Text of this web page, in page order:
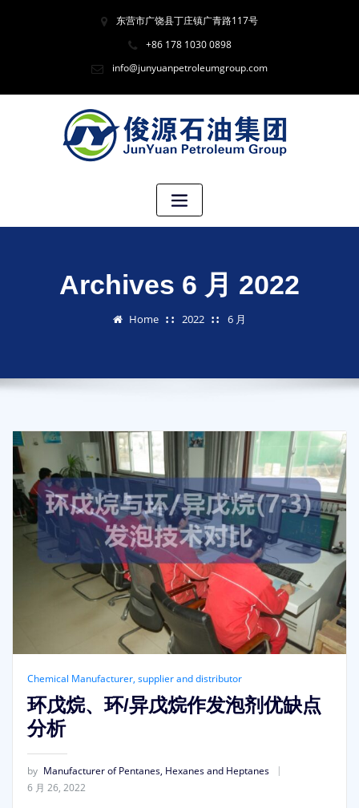
东营市广饶县丁庄镇广青路117号
+86 178 1030 0898
info@junyuanpetroleumgroup.com
Archives 6 月 2022
Home 2022 6 月
Chemical Manufacturer, supplier and distributor
环戊烷、环/异戊烷作发泡剂优缺点
分析
by Manufacturer of Pentanes, Hexanes and Heptanes
6 月 26, 2022